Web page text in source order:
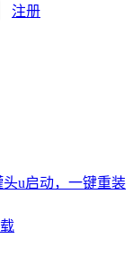
注册
u启动，一键重装